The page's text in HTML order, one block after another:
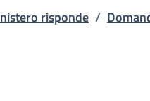
risponde /